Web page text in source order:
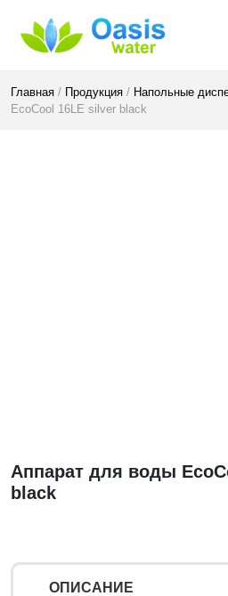
Главная / Продукция / Напольные
EcoCool 16LE silver black
Аппарат для воды
black
ОПИСАНИЕ